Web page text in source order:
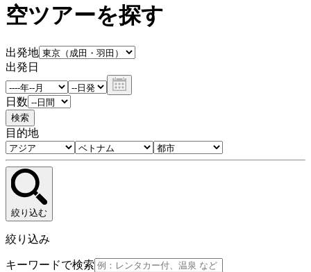
空ツアーを探す
出発地
出発日
日数
検索
目的地
絞り込む
絞り込み
キーワードで検索